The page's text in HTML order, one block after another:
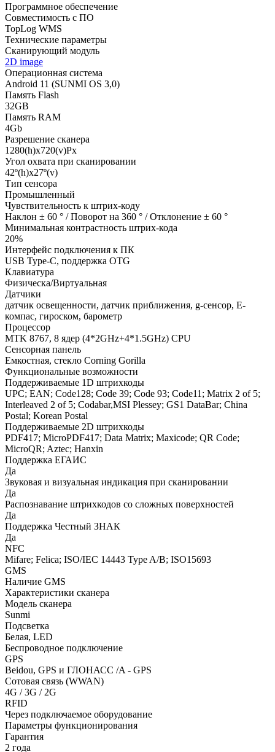
Программное обеспечение
Совместимость с ПО
TopLog WMS
Технические параметры
Сканирующий модуль
2D image
Операционная система
Android 11 (SUNMI OS 3,0)
Память Flash
32GB
Память RAM
4Gb
Разрешение сканера
1280(h)х720(v)Px
Угол охвата при сканировании
42º(h)x27º(v)
Тип сенсора
Промышленный
Чувствительность к штрих-коду
Наклон ± 60 ° / Поворот на 360 ° / Отклонение ± 60 °
Минимальная контрастность штрих-кода
20%
Интерфейс подключения к ПК
USB Type-C, поддержка OTG
Клавиатура
Физическа/Виртуальная
Датчики
датчик освещенности, датчик приближения, g-сенсор, Е-
компас, гироском, барометр
Процессор
MTK 8767, 8 ядер (4*2GHz+4*1.5GHz) CPU
Сенсорная панель
Емкостная, стекло Corning Gorilla
Функциональные возможности
Поддерживаемые 1D штрихкоды
UPC; EAN; Code128; Code 39; Code 93; Code11; Matrix 2 of 5;
Interleaved 2 of 5; Codabar,MSI Plessey; GS1 DataBar; China
Postal; Korean Postal
Поддерживаемые 2D штрихкоды
PDF417; MicroPDF417; Data Matrix; Maxicode; QR Code;
MicroQR; Aztec; Hanxin
Поддержка ЕГАИС
Да
Звуковая и визуальная индикация при сканировании
Да
Распознавание штрихкодов со сложных поверхностей
Да
Поддержка Честный ЗНАК
Да
NFC
Mifare; Felica; ISO/IEC 14443 Type A/B; ISO15693
GMS
Наличие GMS
Характеристики сканера
Модель сканера
Sunmi
Подсветка
Белая, LED
Беспроводное подключение
GPS
Beidou, GPS и ГЛОНАСС /A - GPS
Сотовая связь (WWAN)
4G / 3G / 2G
RFID
Через подключаемое оборудование
Параметры функционирования
Гарантия
2 года